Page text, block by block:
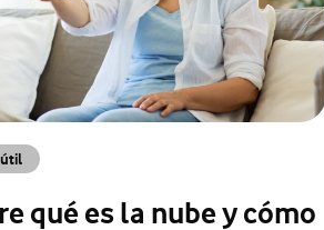
qué es la nube y cómo